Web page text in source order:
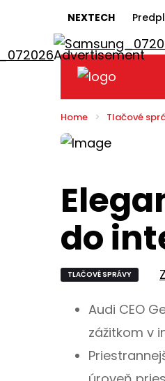
NEXTECH
Home Tlačové
do
TLAČOVÉ SPRÁVY
Audi CEO
zážitkom v